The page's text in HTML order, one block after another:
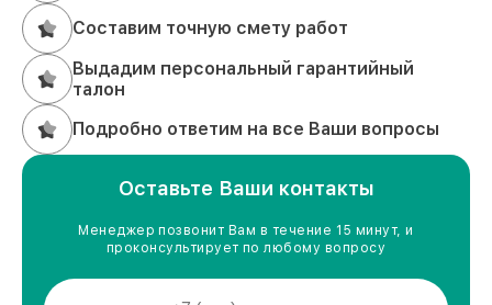
Составим точную смету работ
Выдадим персональный гарантийный
талон
Подробно ответим на все Ваши вопросы
Оставьте Ваши контакты
Менеджер позвонит Вам в течение 15 минут, и
проконсультирует по любому вопросу